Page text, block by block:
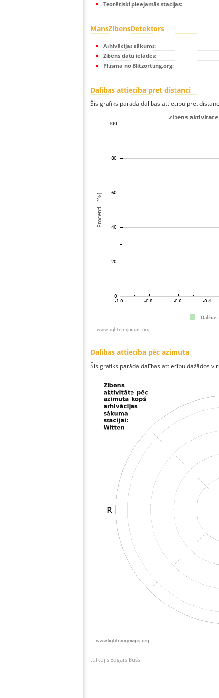
Teorētiski pieejamās stacijas:
MansZibensDetektors
Arhivācijas sākums:
Zibens datu ielādes:
Plūsma no Blitzortung.org:
Dalības attiecība pret distanci
Šis grafiks parāda dalības attiecību pret
Dalības attiecība pēc azimuta
Šis grafiks parāda dalības attiecību dažādos
tulkojis Edgars Bušs